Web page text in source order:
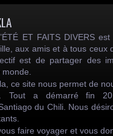
ET FAITS DIVERS
aux amis et à tous ceux
est de partager des
monde.
ce site nous permet de
Tout a démarré fin
du Chili. Nous
faire voyager et vous